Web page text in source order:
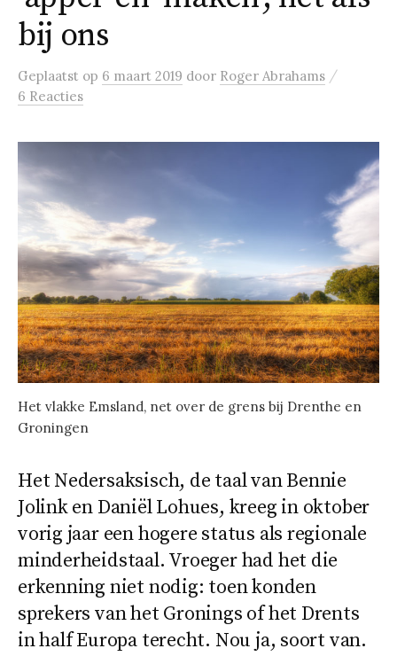
bij ons
Geplaatst op 6 maart 2019 door Roger Abrahams /
6 Reacties
Het vlakke Emsland, net over de grens bij Drenthe en
Groningen
Het Nedersaksisch, de taal van Bennie
Jolink en Daniël Lohues, kreeg in oktober
vorig jaar een hogere status als regionale
minderheidstaal. Vroeger had het die
erkenning niet nodig: toen konden
sprekers van het Gronings of het Drents
in half Europa terecht. Nou ja, soort van.